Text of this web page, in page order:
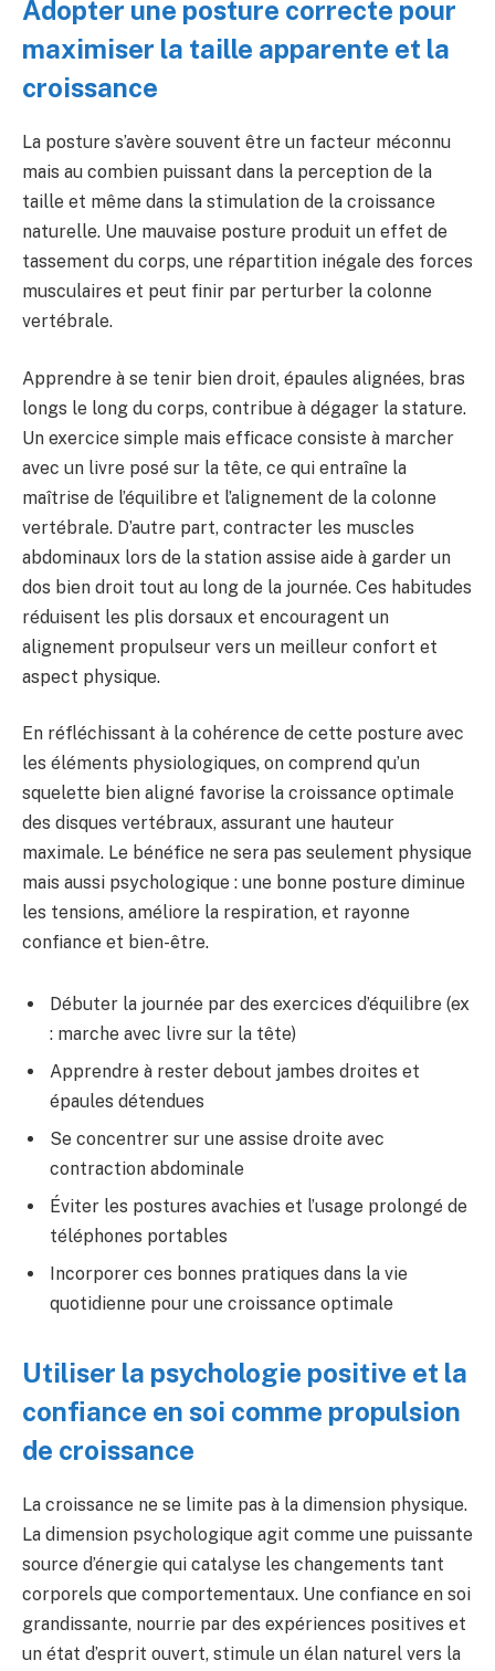
Adopter une posture correcte pour
maximiser la taille apparente et la
croissance
La posture s’avère souvent être un facteur méconnu
mais au combien puissant dans la perception de la
taille et même dans la stimulation de la croissance
naturelle. Une mauvaise posture produit un effet de
tassement du corps, une répartition inégale des forces
musculaires et peut finir par perturber la colonne
vertébrale.
Apprendre à se tenir bien droit, épaules alignées, bras
longs le long du corps, contribue à dégager la stature.
Un exercice simple mais efficace consiste à marcher
avec un livre posé sur la tête, ce qui entraîne la
maîtrise de l’équilibre et l’alignement de la colonne
vertébrale. D’autre part, contracter les muscles
abdominaux lors de la station assise aide à garder un
dos bien droit tout au long de la journée. Ces habitudes
réduisent les plis dorsaux et encouragent un
alignement propulseur vers un meilleur confort et
aspect physique.
En réfléchissant à la cohérence de cette posture avec
les éléments physiologiques, on comprend qu’un
squelette bien aligné favorise la croissance optimale
des disques vertébraux, assurant une hauteur
maximale. Le bénéfice ne sera pas seulement physique
mais aussi psychologique : une bonne posture diminue
les tensions, améliore la respiration, et rayonne
confiance et bien-être.
Débuter la journée par des exercices d’équilibre (ex
: marche avec livre sur la tête)
Apprendre à rester debout jambes droites et
épaules détendues
Se concentrer sur une assise droite avec
contraction abdominale
Éviter les postures avachies et l’usage prolongé de
téléphones portables
Incorporer ces bonnes pratiques dans la vie
quotidienne pour une croissance optimale
Utiliser la psychologie positive et la
confiance en soi comme propulsion
de croissance
La croissance ne se limite pas à la dimension physique.
La dimension psychologique agit comme une puissante
source d’énergie qui catalyse les changements tant
corporels que comportementaux. Une confiance en soi
grandissante, nourrie par des expériences positives et
un état d’esprit ouvert, stimule un élan naturel vers la